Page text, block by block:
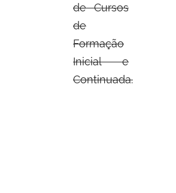
de Cursos
de
Formação
Inicial e
Continuada.